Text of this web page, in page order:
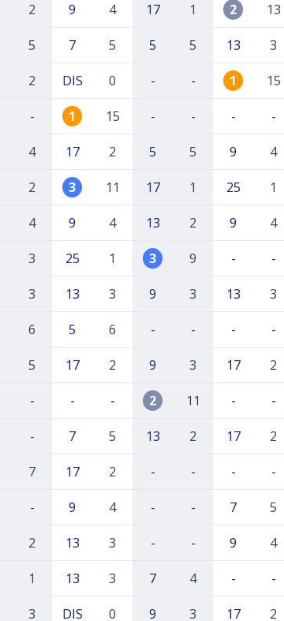
2 9 4 17 1 2 13
5 7 5 5 5 13 3
2 DIS 0 - - 1 15
- 1 15 - - - -
4 17 2 5 5 9 4
2 3 11 17 1 25 1
4 9 4 13 2 9 4
3 25 1 3 9 - -
3 13 3 9 3 13 3
6 5 6 - - - -
5 17 2 9 3 17 2
- - - 2 11 - -
- 7 5 13 2 17 2
7 17 2 - - - -
- 9 4 - - 7 5
2 13 3 - - 9 4
1 13 3 7 4 - -
3 DIS 0 9 3 17 2